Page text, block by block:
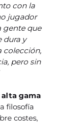
con la
jugador
gente que
dura y
colección,
pero sin
alta gama
filosofía
costes,